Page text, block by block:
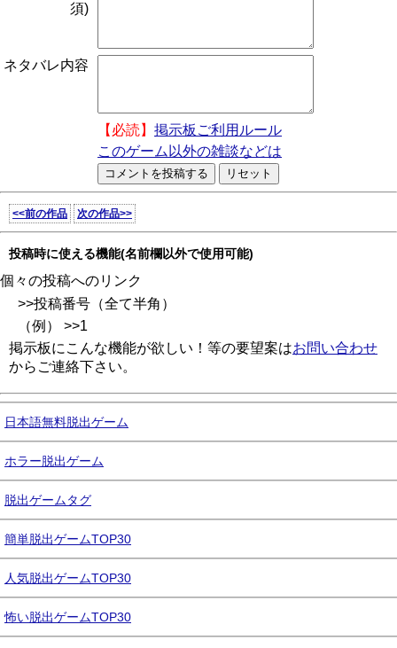
須)
ネタバレ内容
【必読】 掲示板ご利用ルール
このゲーム以外の雑談などは
<<前の作品 次の作品>>
投稿時に使える機能(名前欄以外で使用可能)
個々の投稿へのリンク
>>投稿番号（全て半角）
（例） >>1
掲示板にこんな機能が欲しい！等の要望案はお問い合わせ
からご連絡下さい。
日本語無料脱出ゲーム
ホラー脱出ゲーム
脱出ゲームタグ
簡単脱出ゲームTOP30
人気脱出ゲームTOP30
怖い脱出ゲームTOP30